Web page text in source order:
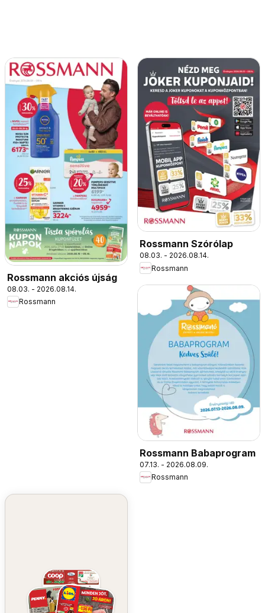
Rossmann akciós újság
08.03. - 2026.08.14.
Rossmann
Rossmann Szórólap
08.03. - 2026.08.14.
Rossmann
Rossmann Babaprogram
07.13. - 2026.08.09.
Rossmann